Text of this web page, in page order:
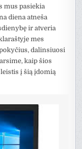
mus pasiekia
diena atneša
ir atveria
mes
dalinsiuosi
kaip šios
į šią įdomią